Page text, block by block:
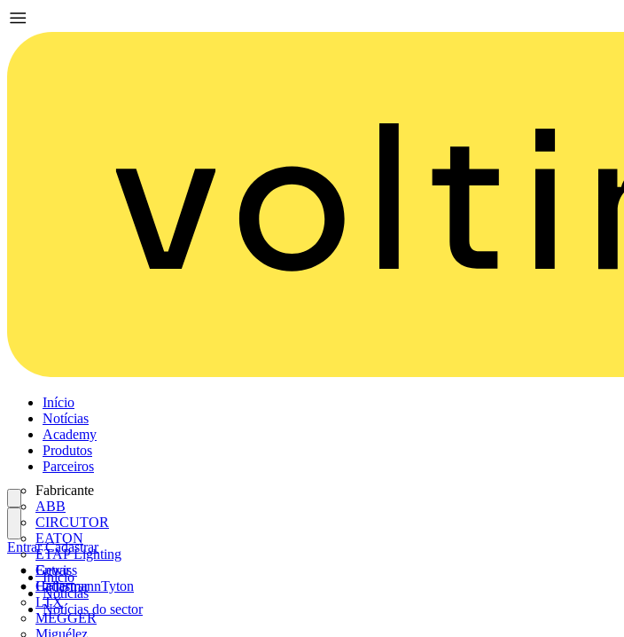
Início
Notícias
Academy
Produtos
Parceiros
Fabricante
ABB
CIRCUTOR
EATON
ETAP Lighting
Gewiss
HellermannTyton
LTX
MEGGER
Miguélez
Entrar
Cadastrar
Entrar Cadastrar
Início
Notícias
Notícias do sector